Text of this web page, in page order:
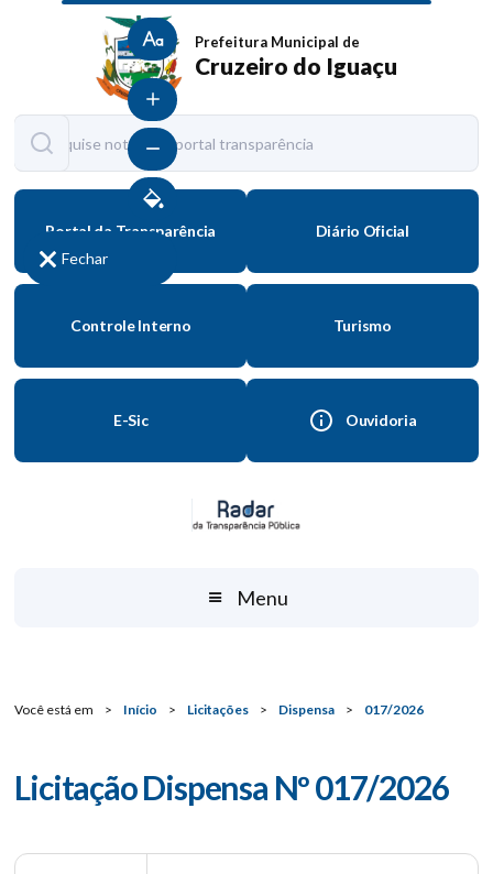
Tamanho normal
Aumentar fonte
Diminuir fonte
Fechar
Prefeitura Municipal de
Cruzeiro do Iguaçu
Portal da Transparência Diário Oficial
Controle Interno Turismo
E-Sic Ouvidoria
Menu
Você está em > Início > Licitações > Dispensa > 017/2026
Licitação Dispensa Nº 017/2026